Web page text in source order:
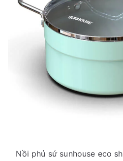
Nồi phủ sứ sunhouse eco